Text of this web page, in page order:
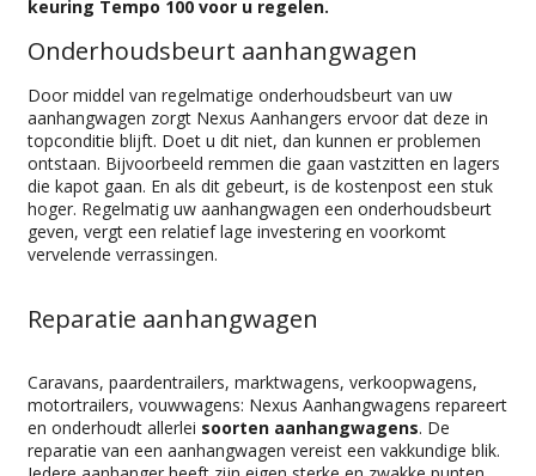
keuring Tempo 100 voor u regelen.
Onderhoudsbeurt aanhangwagen
Door middel van regelmatige onderhoudsbeurt van uw
aanhangwagen zorgt Nexus Aanhangers ervoor dat deze in
topconditie blijft. Doet u dit niet, dan kunnen er problemen
ontstaan. Bijvoorbeeld remmen die gaan vastzitten en lagers
die kapot gaan. En als dit gebeurt, is de kostenpost een stuk
hoger. Regelmatig uw aanhangwagen een onderhoudsbeurt
geven, vergt een relatief lage investering en voorkomt
vervelende verrassingen.
Reparatie aanhangwagen
Caravans, paardentrailers, marktwagens, verkoopwagens,
motortrailers, vouwwagens: Nexus Aanhangwagens repareert
en onderhoudt allerlei soorten aanhangwagens. De
reparatie van een aanhangwagen vereist een vakkundige blik.